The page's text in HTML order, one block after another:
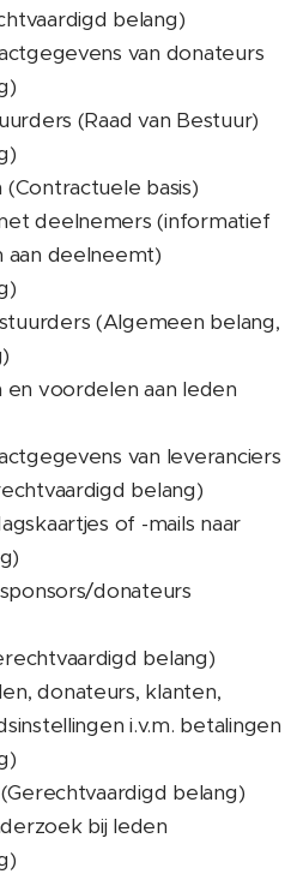
belang)
van donateurs
(Raad van Bestuur)
basis)
deelnemers (informatief
aan deelneemt)
(Algemeen belang,
en voordelen aan leden
van leveranciers
belang)
of -mails naar
donateurs
belang)
donateurs, klanten,
i.v.m. betalingen
belang)
bij leden